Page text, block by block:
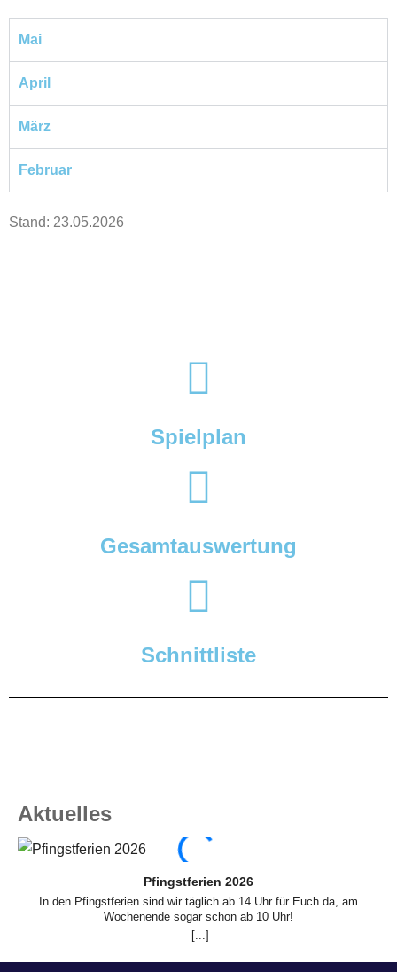
Mai
April
März
Februar
Stand: 23.05.2026
Spielplan
Gesamtauswertung
Schnittliste
Aktuelles
Pfingstferien 2026
In den Pfingstferien sind wir täglich ab 14 Uhr für Euch da, am
Wochenende sogar schon ab 10 Uhr!
[...]